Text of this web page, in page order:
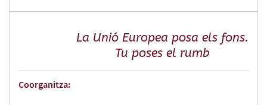
La Unió Europea posa els fons.
Tu poses el rumb
Coorganitza: